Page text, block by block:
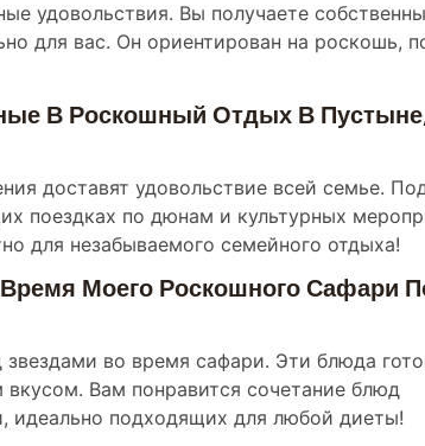
удовольствия. Вы получаете
для вас. Он ориентирован на роскошь,
В Роскошный Отдых В
доставят удовольствие всей семье.
поездках по дюнам и культурных
для незабываемого семейного отдыха!
Моего Роскошного Сафари
во время сафари. Эти блюда
Вам понравится сочетание блюд
идеально подходящих для любой диеты!